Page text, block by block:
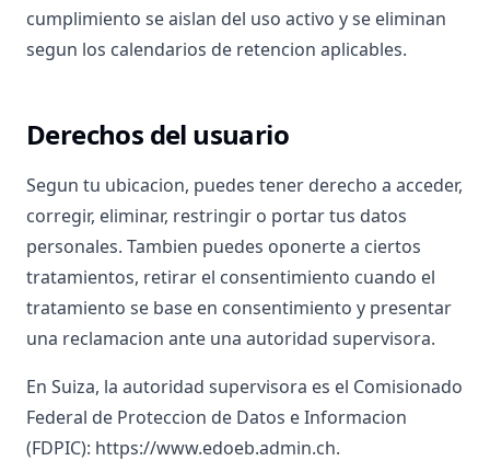
cumplimiento se aislan del uso activo y se eliminan
segun los calendarios de retencion aplicables.
Derechos del usuario
Segun tu ubicacion, puedes tener derecho a acceder,
corregir, eliminar, restringir o portar tus datos
personales. Tambien puedes oponerte a ciertos
tratamientos, retirar el consentimiento cuando el
tratamiento se base en consentimiento y presentar
una reclamacion ante una autoridad supervisora.
En Suiza, la autoridad supervisora es el Comisionado
Federal de Proteccion de Datos e Informacion
(FDPIC): https://www.edoeb.admin.ch.